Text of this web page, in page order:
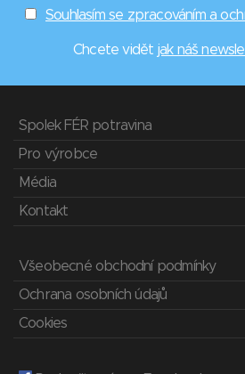
Souhlasím se zpracováním a
Chcete vidět jak náš
Spolek FÉR potravina
Pro výrobce
Média
Kontakt
Všeobecné obchodní podmínky
Ochrana osobních údajů
Cookies